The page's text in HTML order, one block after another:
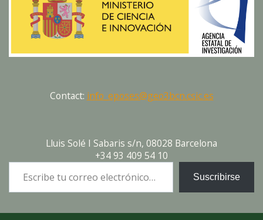
Contact: info_eposes@geo3bcn.csic.es
Lluis Solé I Sabaris s/n, 08028 Barcelona
+34 93 409 54 10
Escribe tu correo electrónico…
Suscribirse